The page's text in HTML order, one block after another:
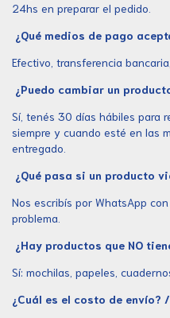
24hs en preparar el pedido.
¿Qué medios de pago
Efectivo, transferencia
¿Puedo cambiar un
Sí, tenés 30 días hábiles para
siempre y cuando esté en las
entregado.
¿Qué pasa si un producto
Nos escribís por WhatsApp
problema.
¿Hay productos que NO
Sí: mochilas, papeles,
¿Cuál es el costo de envío?